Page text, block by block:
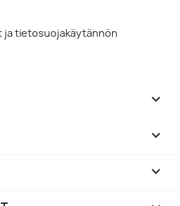
ja tietosuojakäytännön


